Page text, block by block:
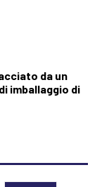
da un
imballaggio di